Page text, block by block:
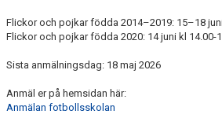
Flickor och pojkar födda 2014–2019: 15–18
Flickor och pojkar födda 2020: 14 juni kl 14.00-
Sista anmälningsdag: 18 maj 2026
Anmäl er på hemsidan här:
Anmälan fotbollsskolan